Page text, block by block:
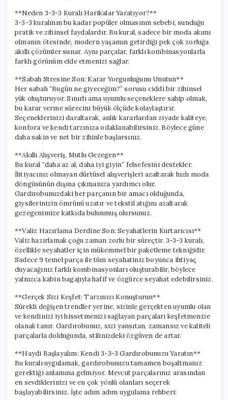
**Neden 3-3-3 Kuralı Harikalar Yaratıyor?**
3-3-3 kuralının bu kadar popüler olmasının sebebi, sunduğu
pratik ve zihinsel faydalardır. Bu kural, sadece bir moda akımı
olmanın ötesinde, modern yaşamın getirdiği pek çok zorluğa
akıllı çözümler sunar. Aynı parçalar, farklı kombinasyonlarla
farklı görünüm elde etmenizi sağlar.
**Sabah Stresine Son: Karar Yorgunluğunu Unutun**
Her sabah “Bugün ne giyeceğim?” sorusu ciddi bir zihinsel
yük oluşturuyor. Sınırlı ama uyumlu seçeneklere sahip olmak,
bu karar verme sürecini büyük ölçüde kolaylaştırır.
Seçeneklerinizi daraltarak, anlık kararlardan ziyade kaliteye,
konfora ve kendi tarzınıza odaklanabilirsiniz. Böylece güne
daha sakin ve net bir zihinle başlarsınız.
**Akıllı Alışveriş, Mutlu Gezegen**
Bu kural “daha az al, daha iyi giyin” felsefesini destekler.
İhtiyacınız olmayan dürtüsel alışverişleri azaltarak hızlı moda
döngüsünün dışına çıkmanıza yardımcı olur.
Gardırobunuzdaki her parçanın bir amacı olduğunda,
giysilerinizin ömrünü uzatır ve tekstil atığını azaltarak
gezegenimize katkıda bulunmuş olursunuz.
**Valiz Hazırlama Derdine Son: Seyahatlerin Kurtarıcısı**
Valiz hazırlamak çoğu zaman zorlu bir süreçtir. 3-3-3 kuralı,
özellikle seyahatler için mükemmel bir paketleme tekniğidir.
Sadece 9 temel parça ile tüm seyahatiniz boyunca ihtiyaç
duyacağınız farklı kombinasyonları oluşturabilir, böylece
yalnızca kabin bagajıyla hafif ve özgürce seyahat edebilirsiniz.
**Gerçek Sizi Keşfet: Tarzınızı Konuşturun**
Sürekli değişen trendler yerine, sizinle gerçekten uyumlu olan
ve kendinizi iyi hissetmenizi sağlayan parçaları keşfetmenize
olanak tanır. Gardırobunuz, sizi yansıtan, zamansız ve kaliteli
parçalarla dolduğunda, stilinizdeki özgüven de artar.
**Haydi Başlayalım: Kendi 3-3-3 Gardırobunuzu Yaratın**
Bu kuralı uygulamak, gardırobunuzu tamamen boşaltmanız
gerektiği anlamına gelmiyor. Mevcut parçalarınız arasından
en sevdiklerinizi ve en çok yönlü olanları seçerek
başlayabilirsiniz. İşte adım adım uygulama rehberi: